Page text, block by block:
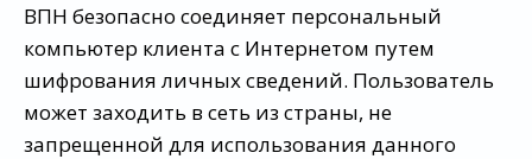
ВПН безопасно соединяет персональный
компьютер клиента с Интернетом путем
шифрования личных сведений. Пользователь
может заходить в сеть из страны, не
запрещенной для использования данного